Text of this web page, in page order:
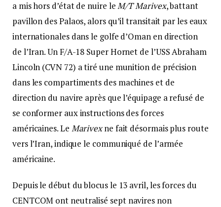
a mis hors d’état de nuire leM/T Marivex, battant
pavillon des Palaos, alors qu’il transitait par les eaux
internationales dans le golfe d’Oman en direction
de l’Iran. Un F/A-18 Super Hornet de l’USS Abraham
Lincoln (CVN 72) a tiré une munition de précision
dans les compartiments des machines et de
direction du navire après que l’équipage a refusé de
se conformer aux instructions des forces
américaines. Le Marivexne fait désormais plus route
vers l’Iran, indique le communiqué de l’armée
américaine.
Depuis le début du blocus le 13 avril, les forces du
CENTCOM ont neutralisé sept navires non